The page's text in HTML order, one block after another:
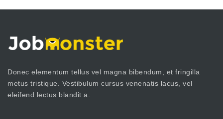
Donec elementum tellus vel magna bibendum, et fringilla
metus tristique. Vestibulum cursus venenatis lacus, vel
eleifend lectus blandit a.